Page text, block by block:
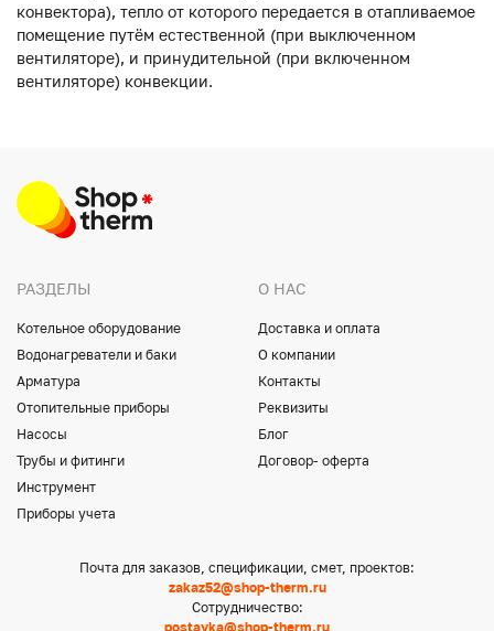
конвектора), тепло от которого передается в отапливаемое
помещение путём естественной (при выключенном
вентиляторе), и принудительной (при включенном
вентиляторе) конвекции.
РАЗДЕЛЫ
Котельное оборудование
Водонагреватели и баки
Арматура
Отопительные приборы
Насосы
Трубы и фитинги
Инструмент
Приборы учета
О НАС
Доставка и оплата
О компании
Контакты
Реквизиты
Блог
Договор- оферта
Почта для заказов, спецификации, смет, проектов:
zakaz52@shop-therm.ru
Сотрудничество:
postavka@shop-therm.ru